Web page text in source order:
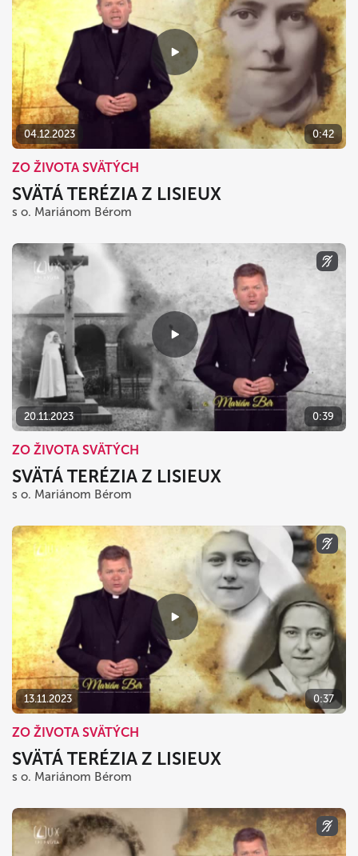
04.12.2023 0:42
ZO ŽIVOTA SVÄTÝCH
SVÄTÁ TERÉZIA Z LISIEUX
s o. Mariánom Bérom
20.11.2023 0:39
ZO ŽIVOTA SVÄTÝCH
SVÄTÁ TERÉZIA Z LISIEUX
s o. Mariánom Bérom
13.11.2023 0:37
ZO ŽIVOTA SVÄTÝCH
SVÄTÁ TERÉZIA Z LISIEUX
s o. Mariánom Bérom